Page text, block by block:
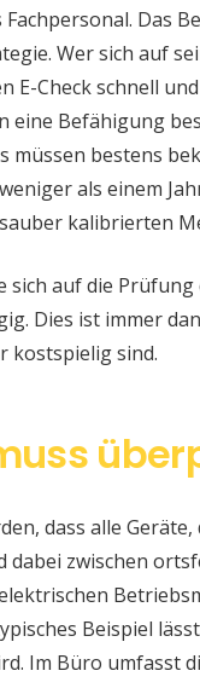
Das
Wer sich auf
E-Check schnell
eine Befähigung
müssen bestens
als einem
kalibrierten
sich auf die
Dies ist immer
kostspielig sind.
dass alle
dabei zwischen
Beispiel
Im Büro umfasst